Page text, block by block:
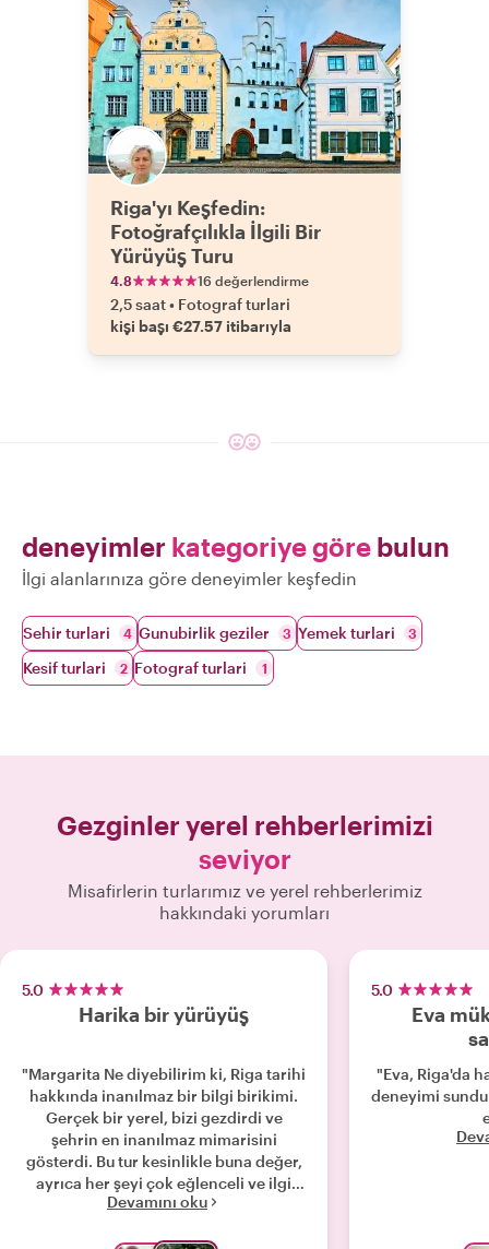
Riga'yı Keşfedin:
Fotoğrafçılıkla İlgili Bir
Yürüyüş Turu
4.8 16 değerlendirme
2,5 saat• Fotograf turlari
kişi başı €27.57 itibarıyla
deneyimler kategoriye göre bulun
İlgi alanlarınıza göre deneyimler keşfedin
Sehir turlari 4 Gunubirlik geziler 3 Yemek turlari 3
Kesif turlari 2 Fotograf turlari 1
Gezginler yerel rehberlerimizi
seviyor
Misafirlerin turlarımız ve yerel rehberlerimiz
hakkındaki yorumları
5.0
Harika bir yürüyüş
"Margarita Ne diyebilirim ki, Riga tarihi
hakkında inanılmaz bir bilgi birikimi.
Gerçek bir yerel, bizi gezdirdi ve
şehrin en inanılmaz mimarisini
gösterdi. Bu tur kesinlikle buna değer,
ayrıca her şeyi çok eğlenceli ve ilgi
çekici hale getirdi."
Devamını oku
5.0
Eva
"Eva, Riga'da
deneyimi